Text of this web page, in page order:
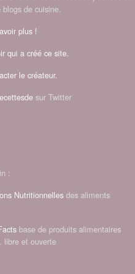
de cuisine.
plus !
qui a créé ce site.
le créateur.
sur Twitter
:
Nutritionnelles des aliments
base de produits alimentaires
libre et ouverte